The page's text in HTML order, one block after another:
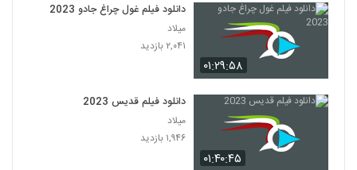
۰۱:۲۹:۵۸
دانلود فیلم غول چراغ جادو 2023
میلاد
۲,۰۴۱ بازدید
۰۱:۴۰:۴۵
دانلود فیلم قدیس 2023
میلاد
۱,۹۴۶ بازدید